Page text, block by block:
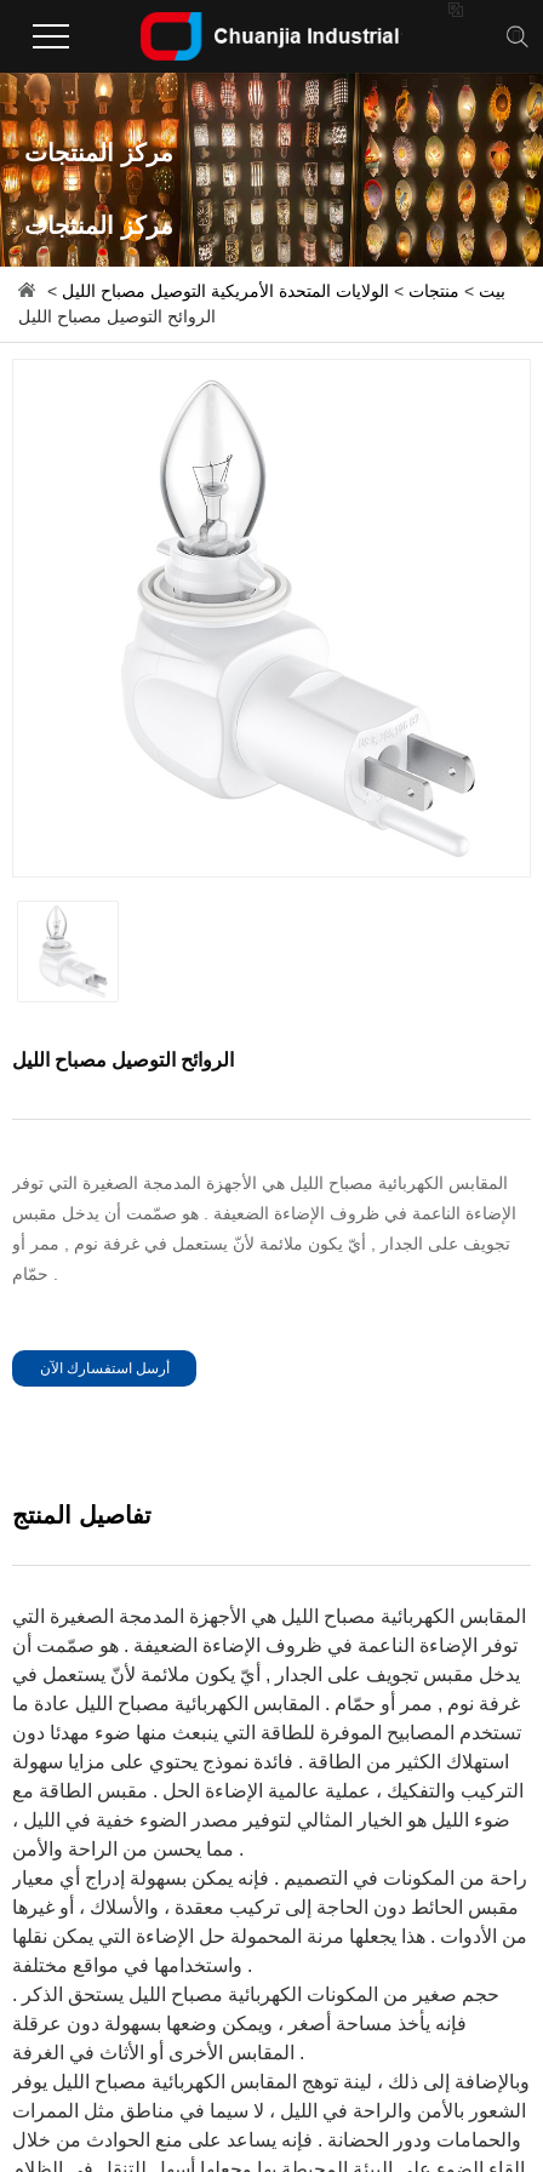

مركز المنتجات
مركز المنتجات
بيت > منتجات > الولايات المتحدة الأمريكية التوصيل مصباح الليل >
الروائح التوصيل مصباح الليل
الروائح التوصيل مصباح الليل
المقابس الكهربائية مصباح الليل هي الأجهزة المدمجة الصغيرة التي توفر
الإضاءة الناعمة في ظروف الإضاءة الضعيفة . هو صمّمت أن يدخل مقبس
تجويف على الجدار , أيّ يكون ملائمة لأنّ يستعمل في غرفة نوم , ممر أو
أرسل استفسارك الآن
تفاصيل المنتج
المقابس الكهربائية مصباح الليل هي الأجهزة المدمجة الصغيرة التي
توفر الإضاءة الناعمة في ظروف الإضاءة الضعيفة . هو صمّمت أن
يدخل مقبس تجويف على الجدار , أيّ يكون ملائمة لأنّ يستعمل في
غرفة نوم , ممر أو حمّام . المقابس الكهربائية مصباح الليل عادة ما
تستخدم المصابيح الموفرة للطاقة التي ينبعث منها ضوء مهدئا دون
استهلاك الكثير من الطاقة . فائدة نموذج يحتوي على مزايا سهولة
التركيب والتفكيك ، عملية عالمية الإضاءة الحل . مقبس الطاقة مع
ضوء الليل هو الخيار المثالي لتوفير مصدر الضوء خفية في الليل ،
مما يحسن من الراحة والأمن .
راحة من المكونات في التصميم . فإنه يمكن بسهولة إدراج أي معيار
مقبس الحائط دون الحاجة إلى تركيب معقدة ، والأسلاك ، أو غيرها
من الأدوات . هذا يجعلها مرنة المحمولة حل الإضاءة التي يمكن نقلها
واستخدامها في مواقع مختلفة .
حجم صغير من المكونات الكهربائية مصباح الليل يستحق الذكر .
فإنه يأخذ مساحة أصغر ، ويمكن وضعها بسهولة دون عرقلة
المقابس الأخرى أو الأثاث في الغرفة .
وبالإضافة إلى ذلك ، لينة توهج المقابس الكهربائية مصباح الليل يوفر
الشعور بالأمن والراحة في الليل ، لا سيما في مناطق مثل الممرات
والحمامات ودور الحضانة . فإنه يساعد على منع الحوادث من خلال